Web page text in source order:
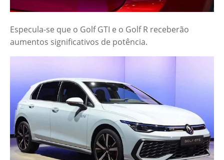
Especula-se que o Golf GTI e o Golf R receberão
aumentos significativos de potência.